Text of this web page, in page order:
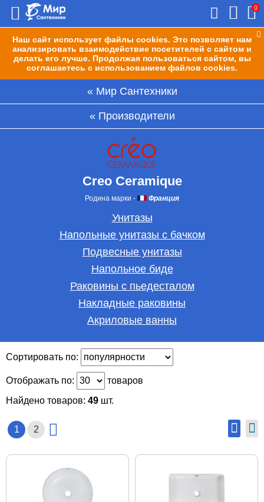
Наш сайт использует файлы cookies. Это позволяет нам
анализировать взаимодействие посетителей с сайтом и
делать его лучше. Продолжая пользоваться сайтом, вы
соглашаетесь с использованием файлов cookies.
0
Мир Сантехники
Производители
Creo Ceramique
Родина марки - Франция
Унитазы
Напольные унитазы с бачком
Подвесные унитазы
Напольное биде
Раковины с пьедесталом
Накладные раковины
Акриловые ванны
Сортировать по:
Отображать по:
товаров
Найдено товаров: 49 шт.
1 2